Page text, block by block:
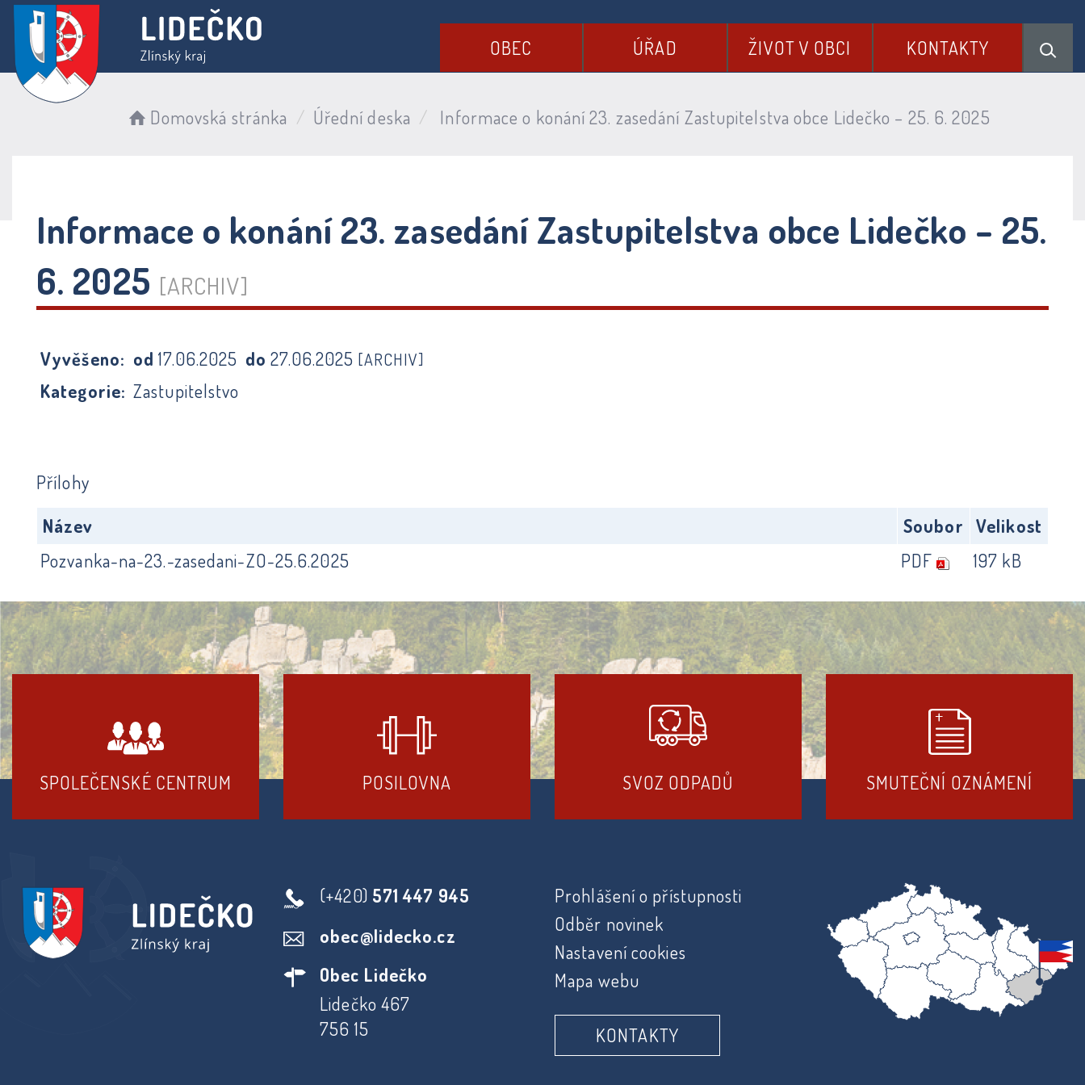
OBEC ÚŘAD ŽIVOT V OBCI KONTAKTY
Domovská stránka Úřední deska Informace o konání 23. zasedání Zastupitelstva obce Lidečko – 25. 6. 2025
Informace o konání 23. zasedání Zastupitelstva obce Lidečko – 25.
6. 2025 [ARCHIV]
Vyvěšeno: od17.06.2025 do27.06.2025 [ARCHIV]
Kategorie: Zastupitelstvo
Přílohy
Název
Soubor
Velikost
Pozvanka-na-23.-zasedani-ZO-25.6.2025
PDF 197 kB
SPOLEČENSKÉ CENTRUM POSILOVNA SVOZ ODPADŮ SMUTEČNÍ OZNÁMENÍ
(+420) 571 447 945
obec@lidecko.cz
Obec Lidečko
Lidečko 467
756 15
Prohlášení o přístupnosti
Odběr novinek
Nastavení cookies
Mapa webu
KONTAKTY